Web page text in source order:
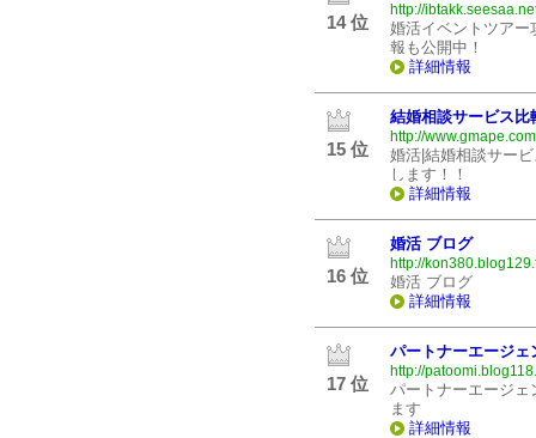
14 位
http://
婚活イベントツアー
報も公開中！
詳細情報
15 位
結婚相談サービス比
http://
婚活|結婚相談サー
します！！
詳細情報
16 位
婚活 ブログ
http://
婚活 ブログ
詳細情報
17 位
パートナーエージェ
http://
パートナーエージェ
ます
詳細情報